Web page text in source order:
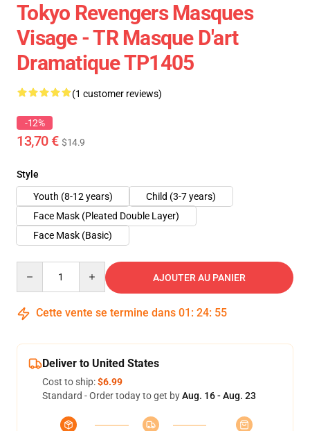
Tokyo Revengers Masques
Visage - TR Masque D'art
Dramatique TP1405
(1 customer reviews)
-12%
13,70 € $14.9
Style
Youth (8-12 years)
Child (3-7 years)
Face Mask (Pleated Double Layer)
Face Mask (Basic)
AJOUTER AU PANIER
Cette vente se termine dans 01 : 24: 54
Deliver to United States
Cost to ship:$6.99
Standard - Order today to get byAug. 16 - Aug. 23